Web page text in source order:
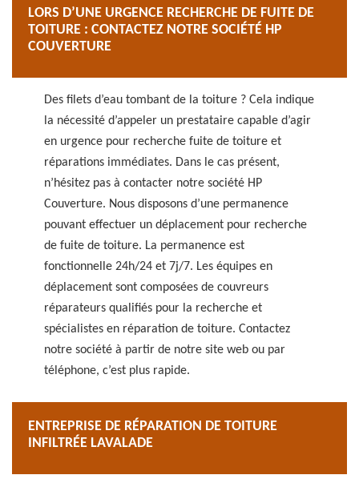
LORS D’UNE URGENCE RECHERCHE DE FUITE DE
TOITURE : CONTACTEZ NOTRE SOCIÉTÉ HP
COUVERTURE
Des filets d’eau tombant de la toiture ? Cela indique
la nécessité d’appeler un prestataire capable d’agir
en urgence pour recherche fuite de toiture et
réparations immédiates. Dans le cas présent,
n’hésitez pas à contacter notre société HP
Couverture. Nous disposons d’une permanence
pouvant effectuer un déplacement pour recherche
de fuite de toiture. La permanence est
fonctionnelle 24h/24 et 7j/7. Les équipes en
déplacement sont composées de couvreurs
réparateurs qualifiés pour la recherche et
spécialistes en réparation de toiture. Contactez
notre société à partir de notre site web ou par
téléphone, c’est plus rapide.
ENTREPRISE DE RÉPARATION DE TOITURE
INFILTRÉE LAVALADE